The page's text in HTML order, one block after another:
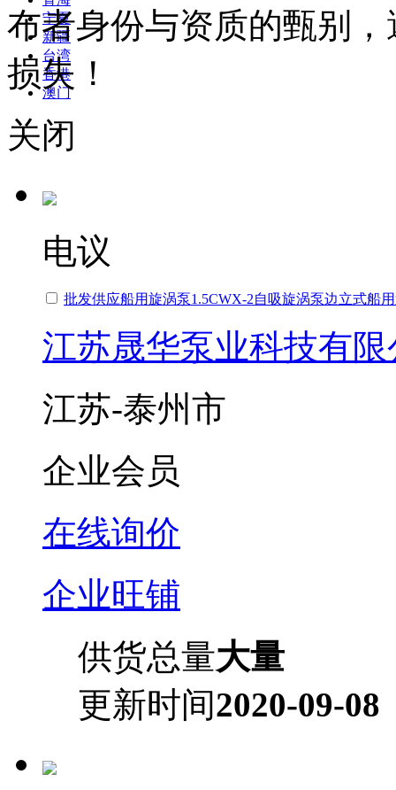
宁夏
新疆
台湾
香港
澳门
布者身份与资质的甄别
损失！
关闭
电议
批发供应船用旋涡泵1.5CWX-2自吸旋涡泵边立式船
江苏晟华泵业科技有限
江苏-泰州市
企业会员
在线询价
企业旺铺
供货总量大量
更新时间2020-09-08